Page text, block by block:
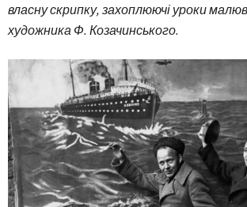
власну скрипку, захоплюючі уроки
художника Ф. Козачинського.